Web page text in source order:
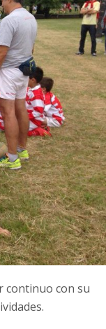
continuo con su